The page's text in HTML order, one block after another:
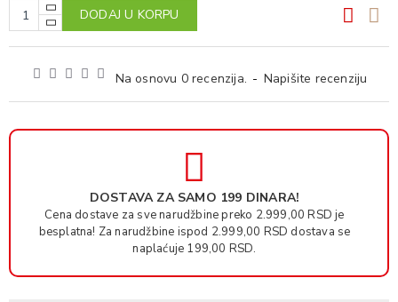
Na osnovu 0 recenzija. - Napišite recenziju
DODAJ U KORPU
DOSTAVA ZA SAMO 199 DINARA!
Cena dostave za sve narudžbine preko 2.999,00 RSD je
besplatna! Za narudžbine ispod 2.999,00 RSD dostava se
naplaćuje 199,00 RSD.